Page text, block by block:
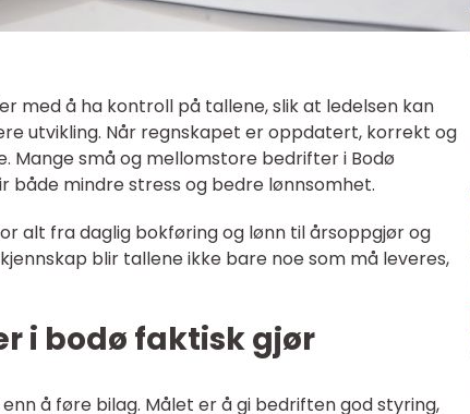
med å ha kontroll på tallene, slik at ledelsen kan
utvikling. Når regnskapet er oppdatert, korrekt og
Mange små og mellomstore bedrifter i Bodø
mindre stress og bedre lønnsomhet.
alt fra daglig bokføring og lønn til årsoppgjør og
blir tallene ikke bare noe som må leveres,
i bodø faktisk gjør
å føre bilag. Målet er å gi bedriften god styring,